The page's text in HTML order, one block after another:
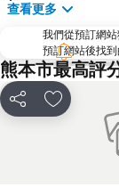
查看更多
我們從預訂網
預訂網站後找
熊本市最高評
分享 放到收藏